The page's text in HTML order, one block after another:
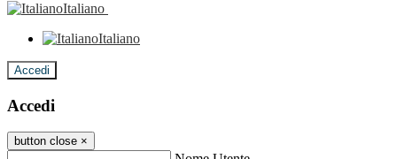
Italiano
Italiano
Accedi
Accedi
button close ×